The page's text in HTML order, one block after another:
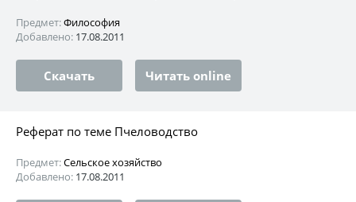
Предмет:Философия
Добавлено: 17.08.2011
Скачать Читать online
Реферат по теме Пчеловодство
Предмет:Сельское хозяйство
Добавлено: 17.08.2011